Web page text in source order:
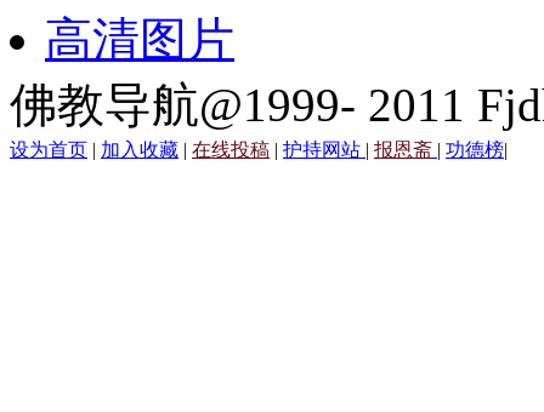
高清图片
佛教导航@1999- 2011
设为首页 | 加入收藏 | 在线投稿 | 护持网站 | 报恩斋 | 功德榜|